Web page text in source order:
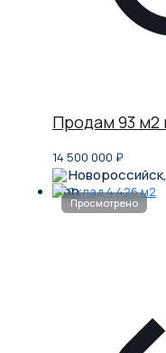
Продам 93 м2
14 500 000 ₽